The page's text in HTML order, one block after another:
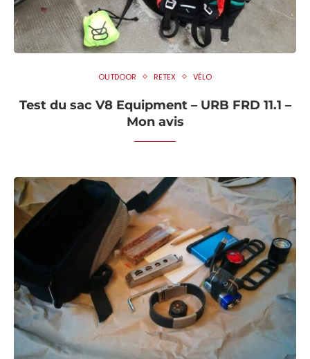
OUTDOOR RETEX VÉLO
Test du sac V8 Equipment – URB FRD 11.1 –
Mon avis